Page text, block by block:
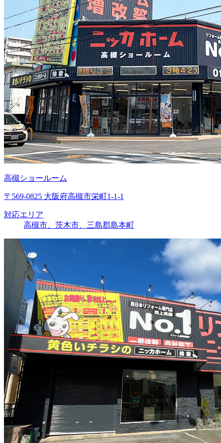
高槻ショールーム
〒569-0825 大阪府高槻市栄町1-1-1
対応エリア
高槻市、茨木市、三島郡島本町